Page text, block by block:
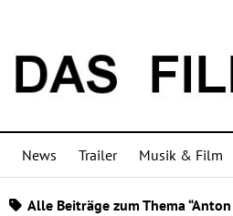
News Trailer Musik & Film
Alle Beiträge zum Thema “Anton